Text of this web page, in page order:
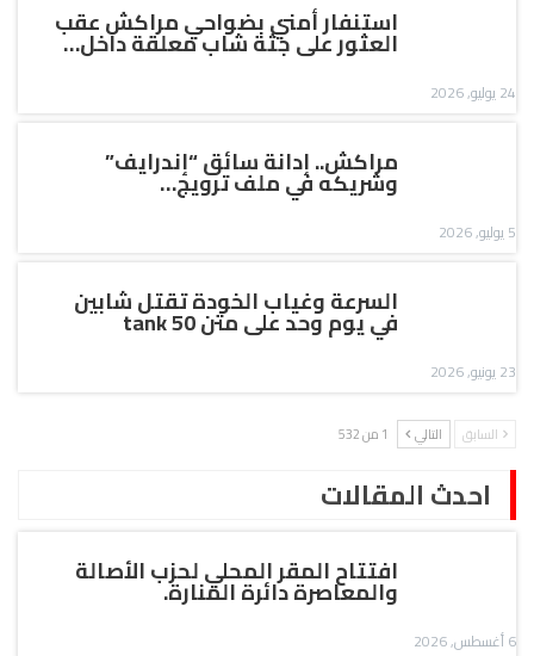
استنفار أمني بضواحي مراكش عقب
العثور على جثة شاب معلقة داخل…
24 يوليو, 2026
مراكش.. إدانة سائق “إندرايف”
وشريكه في ملف ترويج…
5 يوليو, 2026
السرعة وغياب الخودة تقتل شابين
في يوم وحد على متن tank 50
23 يونيو, 2026
السابق التالي 1 من 532
احدث المقالات
افتتاح المقر المحلي لحزب الأصالة
والمعاصرة دائرة المنارة.
6 أغسطس, 2026